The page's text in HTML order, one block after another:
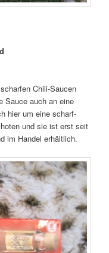
Chili-Saucen
Sauce auch an eine
hier um eine scharf-
und sie ist erst seit
im Handel erhältlich.